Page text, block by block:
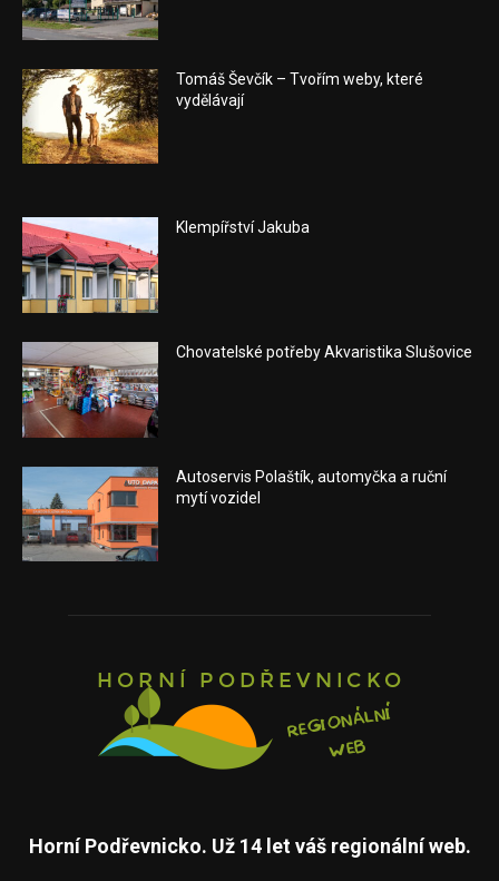
Tomáš Ševčík – Tvořím weby, které
vydělávají
Klempířství Jakuba
Chovatelské potřeby Akvaristika Slušovice
Autoservis Polaštík, automyčka a ruční
mytí vozidel
Horní Podřevnicko. Už 14 let váš regionální web.